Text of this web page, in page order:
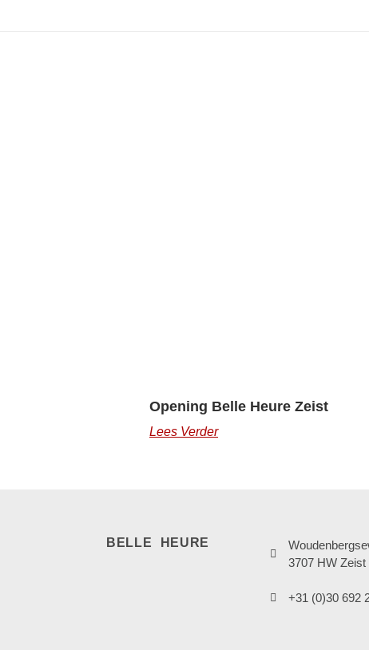
Opening Belle Heure Zeist
Lees Verder
BELLE HEURE
3707 HW Zeist
+31 (0)30 692